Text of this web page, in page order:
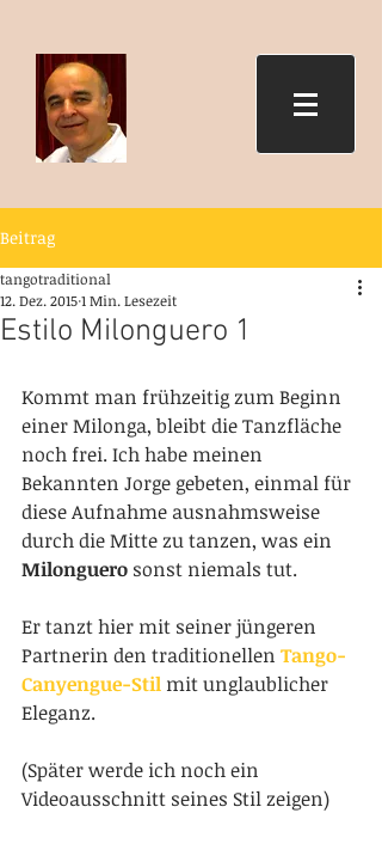
Beitrag
Estilo Milonguero 1
tangotraditional
12. Dez. 20151 Min. Lesezeit
Kommt man frühzeitig zum Beginn
einer Milonga, bleibt die Tanzfläche
noch frei. Ich habe meinen
Bekannten Jorge gebeten, einmal für
diese Aufnahme ausnahmsweise
durch die Mitte zu tanzen, was ein
Milonguero sonst niemals tut.
Er tanzt hier mit seiner jüngeren
Partnerin den traditionellen Tango-
Canyengue-Stil mit unglaublicher
Eleganz.
(Später werde ich noch ein
Videoausschnitt seines Stil zeigen)